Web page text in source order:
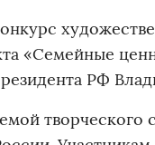
«Семейные
РФ